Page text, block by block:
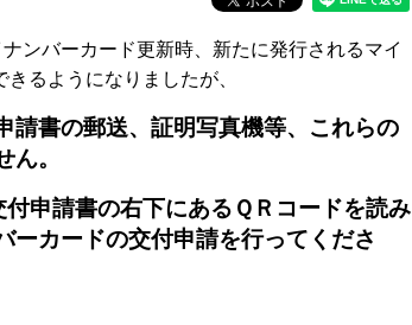
ンバーカード更新時、新たに発行されるマイ
るようになりましたが、
請書の郵送、証明写真機等、これらの
。
申請書の右下にあるＱＲコードを読み
ーカードの交付申請を行ってくださ